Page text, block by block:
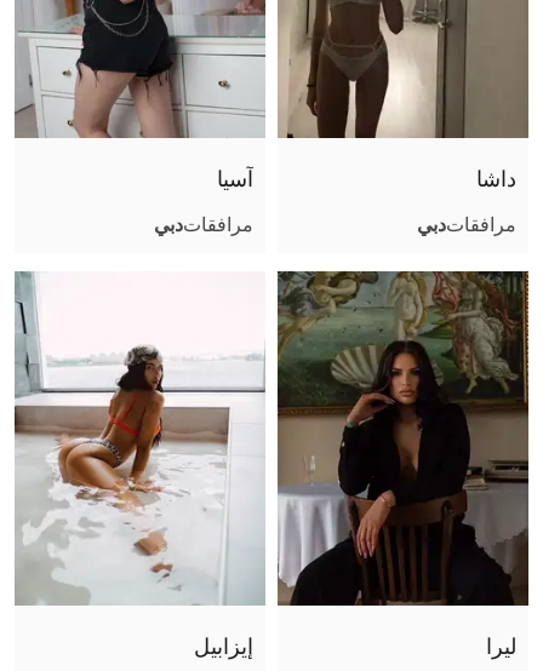
داشا
مرافقاتدبي
آسيا
مرافقاتدبي
ليرا إيزابيل
ثنائي مع فتاة
مساج مثير
صور مثيرة (أثناء اللقاء)
فتشية القدم
تبول (أعطي)
تبول (أتلقى)
جنس جماعي
استمناء باليد
كاماسوترا
استمناء
سيدة
جنس فموي بدون واقي
مساج البروستاتا